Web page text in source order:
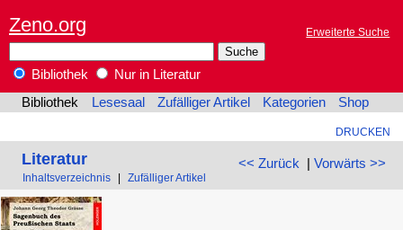
Zeno.org Erweiterte Suche
Bibliothek
Nur in Literatur
Bibliothek
Lesesaal Zufälliger Artikel Kategorien Shop
DRUCKEN
<< Zurück | Vorwärts >>
Literatur
Inhaltsverzeichnis Zufälliger Artikel